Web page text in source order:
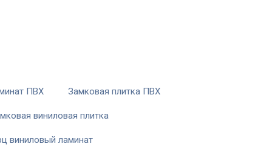
ПВХ Замковая плитка ПВХ
виниловая плитка
виниловый ламинат